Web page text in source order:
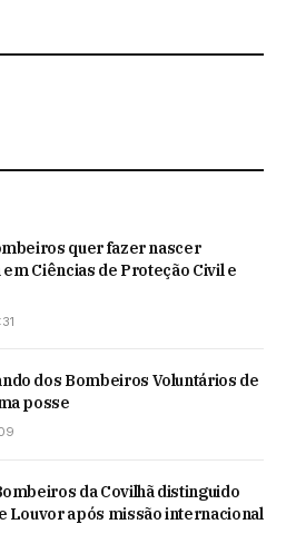
quer fazer nascer
Ciências de Proteção Civil e
dos Bombeiros Voluntários de
posse
da Covilhã distinguido
Louvor após missão internacional